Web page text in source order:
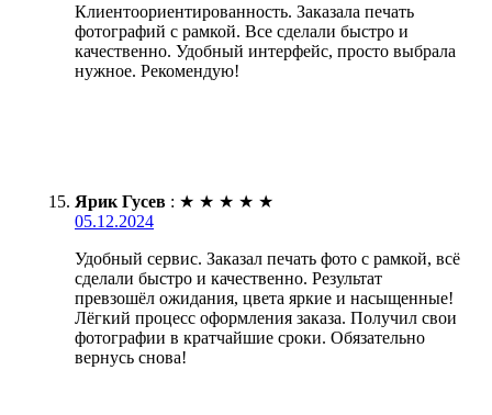
Клиентоориентированность. Заказала печать
фотографий с рамкой. Все сделали быстро и
качественно. Удобный интерфейс, просто выбрала
нужное. Рекомендую!
Ярик Гусев : ★ ★ ★ ★ ★
05.12.2024
Удобный сервис. Заказал печать фото с рамкой, всё
сделали быстро и качественно. Результат
превзошёл ожидания, цвета яркие и насыщенные!
Лёгкий процесс оформления заказа. Получил свои
фотографии в кратчайшие сроки. Обязательно
вернусь снова!